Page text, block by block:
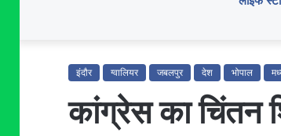
इंदौर ग्वालियर जबलपुर देश भोपाल
कांग्रेस का चिंतन